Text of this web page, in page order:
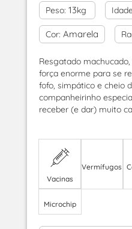
Peso: 13kg
Cor: Amarela
Resgatado
força enorme para se
fofo, simpático e cheio
companheirinho
receber (e dar) muito
Vacinas
Vermífugos
Microchip